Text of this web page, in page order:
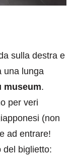
sulla destra e
una lunga
museum.
per veri
(non
ad entrare!
del biglietto: